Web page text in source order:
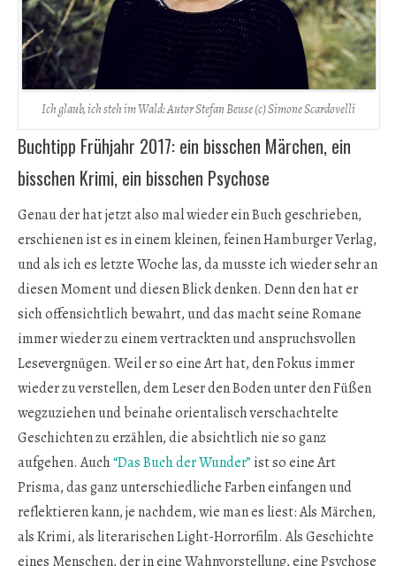
Ich glaub, ich steh im Wald: Autor Stefan Beuse (c) Simone Scardovelli
Buchtipp Frühjahr 2017: ein bisschen Märchen, ein
bisschen Krimi, ein bisschen Psychose
Genau der hat jetzt also mal wieder ein Buch geschrieben,
erschienen ist es in einem kleinen, feinen Hamburger Verlag,
und als ich es letzte Woche las, da musste ich wieder sehr an
diesen Moment und diesen Blick denken. Denn den hat er
sich offensichtlich bewahrt, und das macht seine Romane
immer wieder zu einem vertrackten und anspruchsvollen
Lesevergnügen. Weil er so eine Art hat, den Fokus immer
wieder zu verstellen, dem Leser den Boden unter den Füßen
wegzuziehen und beinahe orientalisch verschachtelte
Geschichten zu erzählen, die absichtlich nie so ganz
aufgehen. Auch“Das Buch der Wunder” ist so eine Art
Prisma, das ganz unterschiedliche Farben einfangen und
reflektieren kann, je nachdem, wie man es liest: Als Märchen,
als Krimi, als literarischen Light-Horrorfilm. Als Geschichte
eines Menschen, der in eine Wahnvorstellung, eine Psychose